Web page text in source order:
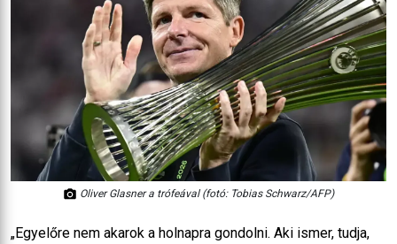
Oliver Glasner a trófeával (fotó: Tobias Schwarz/AFP)
„Egyelőre nem akarok a holnapra gondolni. Aki ismer, tudja,